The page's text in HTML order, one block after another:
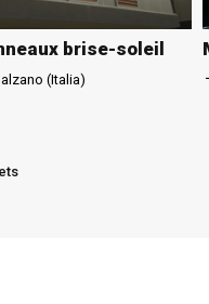
brise-soleil
(Italia)